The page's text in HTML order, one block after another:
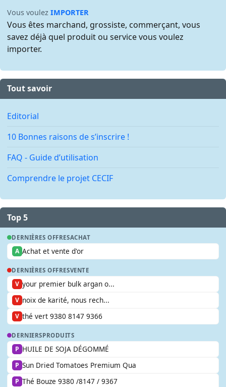
Vous voulezIMPORTER
Vous êtes marchand, grossiste, commerçant, vous
savez déjà quel produit ou service vous voulez
importer.
Tout savoir
Editorial
10 Bonnes raisons de s’inscrire !
FAQ - Guide d’utilisation
Comprendre le projet CECIF
Top 5
DERNIÈRES OFFRESACHAT
A Achat et vente d'or
DERNIÈRES OFFRESVENTE
V your premier bulk argan o...
V noix de karité, nous rech...
V thé vert 9380 8147 9366
DERNIERSPRODUITS
P HUILE DE SOJA DÉGOMMÉ
P Sun Dried Tomatoes Premium Qua
P Thé Bouze 9380 /8147 / 9367